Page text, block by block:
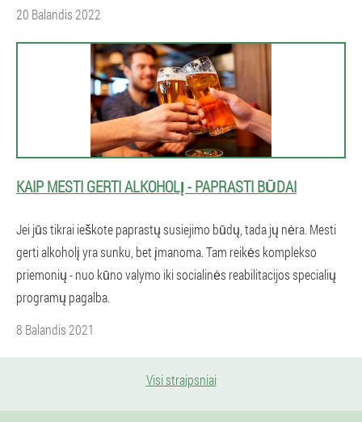
20 Balandis 2022
KAIP MESTI GERTI ALKOHOLĮ - PAPRASTI BŪDAI
Jei jūs tikrai ieškote paprastų susiejimo būdų, tada jų nėra. Mesti
gerti alkoholį yra sunku, bet įmanoma. Tam reikės komplekso
priemonių - nuo kūno valymo iki socialinės reabilitacijos specialių
programų pagalba.
8 Balandis 2021
Visi straipsniai